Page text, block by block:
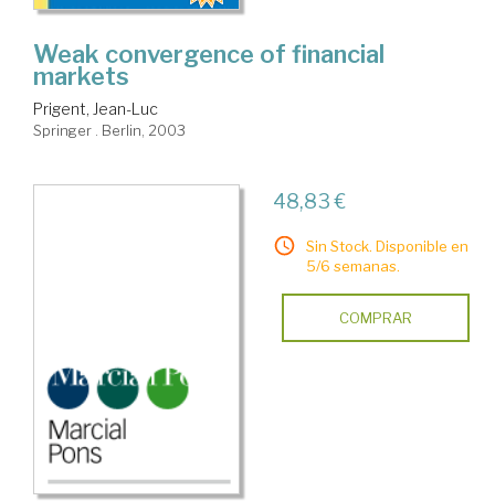
Weak convergence of financial
markets
Prigent, Jean-Luc
Springer . Berlin, 2003
48,83 €
Sin Stock. Disponible en
5/6 semanas.
COMPRAR